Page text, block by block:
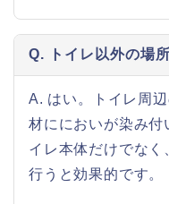
Q. トイレ以外の場
A. はい。トイレ周
材ににおいが染み付
イレ本体だけでなく
行うと効果的です。